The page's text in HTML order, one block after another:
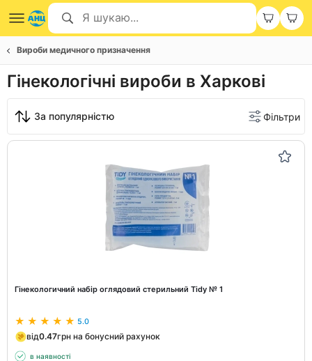
Вироби медичного призначення
Гінекологічні вироби в Харкові
За популярністю Фільтри
Гінекологичний набір оглядовий стерильний Tidy № 1
5.0
від0.47грн на бонусний рахунок
в наявності